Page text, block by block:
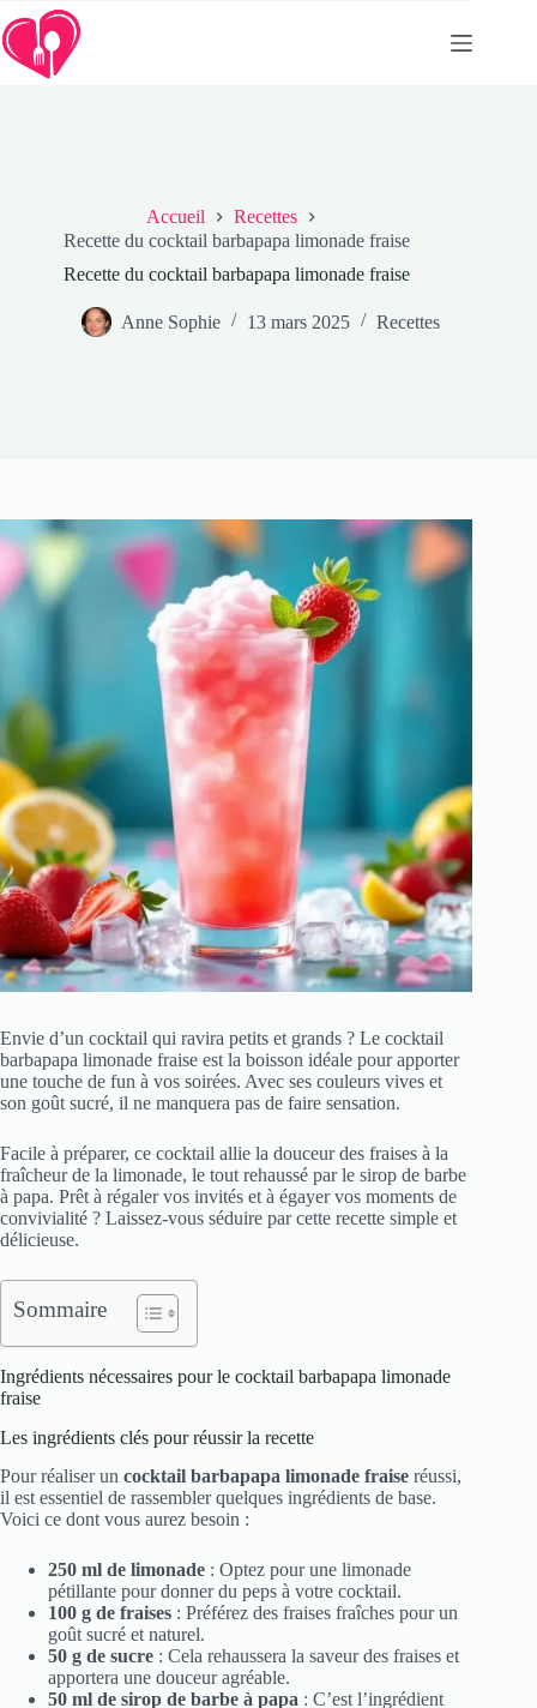
Passer
au
contenu
Accueil
Recettes
Recette du cocktail barbapapa limonade fraise
Recette du cocktail barbapapa limonade fraise
Anne Sophie 13 mars 2025 Recettes
Envie d’un cocktail qui ravira petits et grands ? Le cocktail
barbapapa limonade fraise est la boisson idéale pour apporter
une touche de fun à vos soirées. Avec ses couleurs vives et
son goût sucré, il ne manquera pas de faire sensation.
Facile à préparer, ce cocktail allie la douceur des fraises à la
fraîcheur de la limonade, le tout rehaussé par le sirop de barbe
à papa. Prêt à régaler vos invités et à égayer vos moments de
convivialité ? Laissez-vous séduire par cette recette simple et
délicieuse.
Sommaire
Ingrédients nécessaires pour le cocktail barbapapa limonade
fraise
Les ingrédients clés pour réussir la recette
Pour réaliser un cocktail barbapapa limonade fraise réussi,
il est essentiel de rassembler quelques ingrédients de base.
Voici ce dont vous aurez besoin :
250 ml de limonade : Optez pour une limonade
pétillante pour donner du peps à votre cocktail.
100 g de fraises : Préférez des fraises fraîches pour un
goût sucré et naturel.
50 g de sucre : Cela rehaussera la saveur des fraises et
apportera une douceur agréable.
50 ml de sirop de barbe à papa : C’est l’ingrédient